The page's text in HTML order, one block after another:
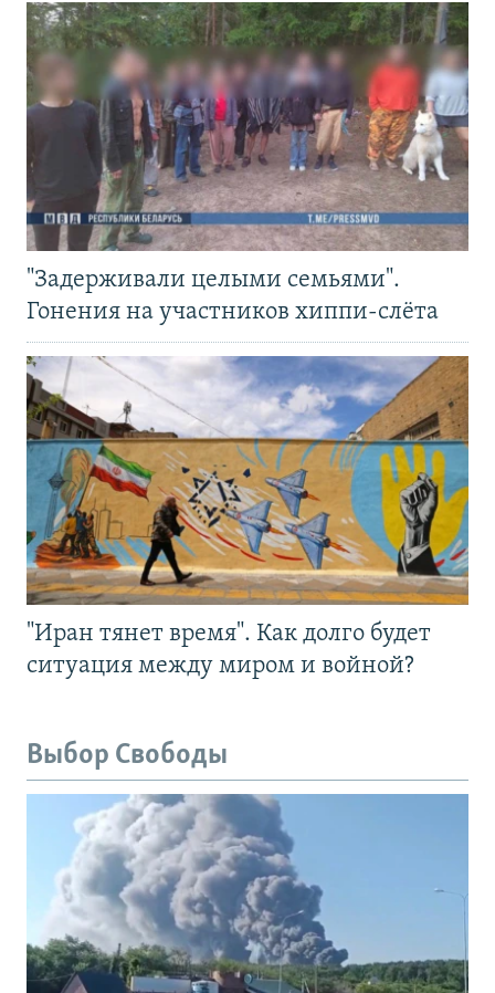
"Задерживали целыми семьями".
Гонения на участников хиппи-слёта
"Иран тянет время". Как долго будет
ситуация между миром и войной?
Выбор Свободы